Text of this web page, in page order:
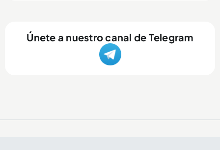
Únete a nuestro canal de Telegram